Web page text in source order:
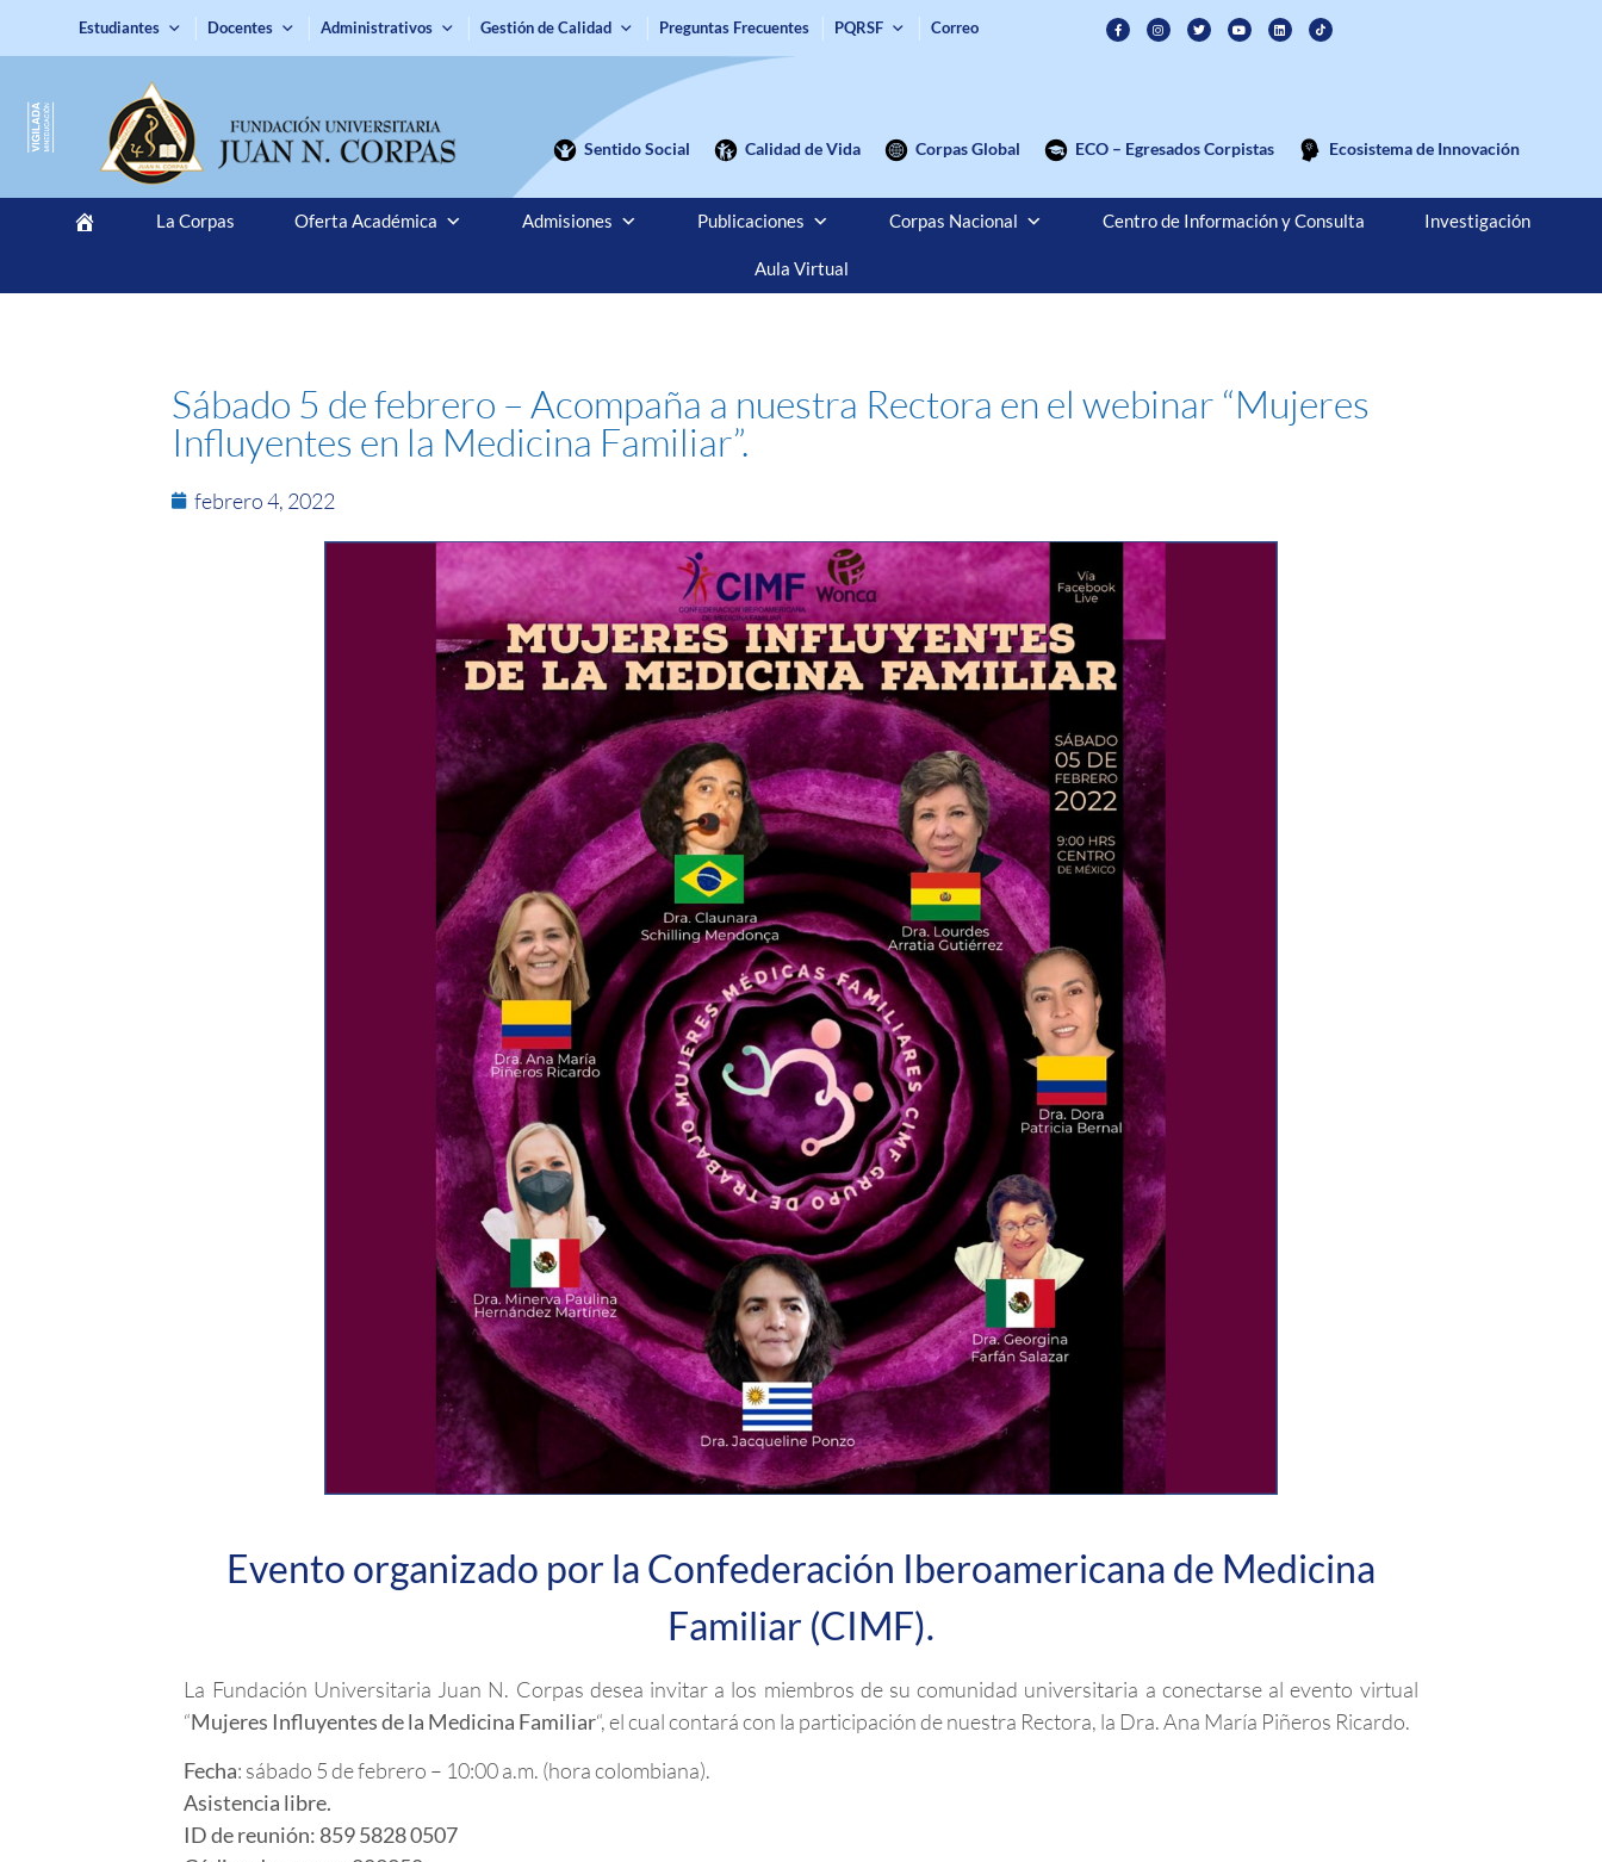
Estudiantes Docentes Administrativos Gestión de Calidad Preguntas Frecuentes PQRSF Correo
Sentido Social Calidad de Vida Corpas Global ECO – Egresados Corpistas Ecosistema de Innovación
La Corpas Oferta Académica Admisiones Publicaciones Corpas Nacional Centro de Información y Consulta Investigación
Aula Virtual
Sábado 5 de febrero – Acompaña a nuestra Rectora en el webinar “Mujeres
Influyentes en la Medicina Familiar”.
febrero 4, 2022
Evento organizado por la Confederación Iberoamericana de Medicina
Familiar (CIMF).
La Fundación Universitaria Juan N. Corpas desea invitar a los miembros de su comunidad universitaria a conectarse al evento virtual
“Mujeres Influyentes de la Medicina Familiar“, el cual contará con la participación de nuestra Rectora, la Dra. Ana María Piñeros Ricardo.
Fecha: sábado 5 de febrero – 10:00 a.m. (hora colombiana).
Asistencia libre.
ID de reunión: 859 5828 0507